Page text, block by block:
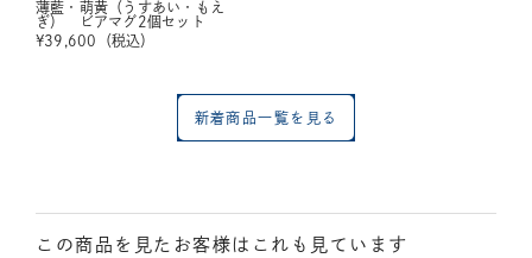
薄藍・萌黄（うすあい・もえ
ぎ） ビアマグ2個セット
¥39,600 （税込）
新着商品一覧を見る
この商品を見たお客様はこれも見ています